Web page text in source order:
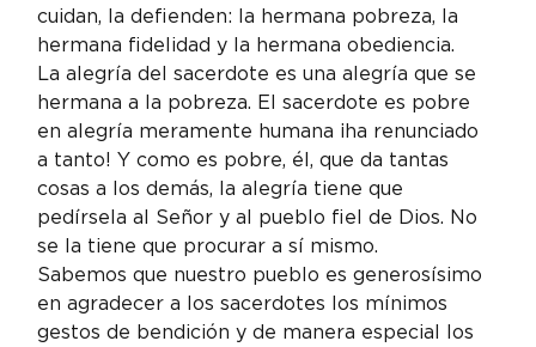
cuidan, la defienden: la hermana pobreza, la
hermana fidelidad y la hermana obediencia.
La alegría del sacerdote es una alegría que se
hermana a la pobreza. El sacerdote es pobre
en alegría meramente humana ¡ha renunciado
a tanto! Y como es pobre, él, que da tantas
cosas a los demás, la alegría tiene que
pedírsela al Señor y al pueblo fiel de Dios. No
se la tiene que procurar a sí mismo.
Sabemos que nuestro pueblo es generosísimo
en agradecer a los sacerdotes los mínimos
gestos de bendición y de manera especial los